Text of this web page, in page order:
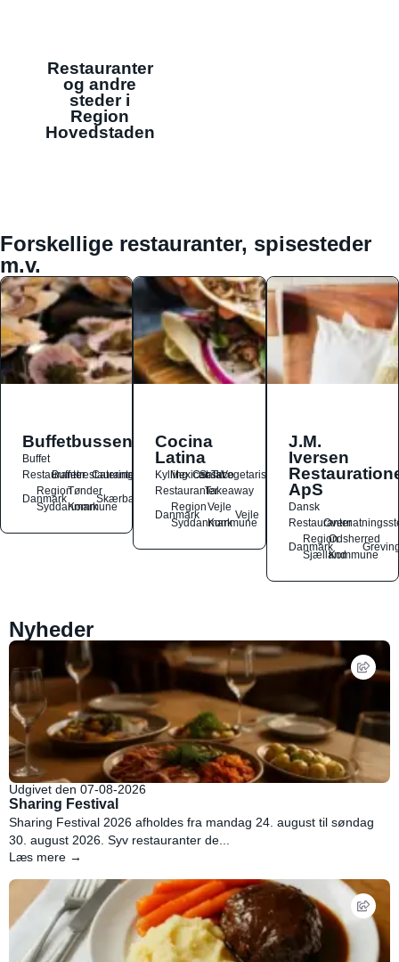
Restauranter
og andre
steder i
Region
Hovedstaden
Forskellige restauranter, spisesteder
m.v.
Buffetbussen
Buffet
Restauranter
Buffetrestauranter
Catering
Danmark
Region
Syddanmark
Tønder
Kommune
Skærbæk
Cocina
Latina
Kylling
Mexicansk
OstSalat
TacoVegetarisk
RestauranterTakeaway
Danmark
Region
Syddanmark
Vejle
Kommune
Vejle
J.M.
Iversen
ApS
Dansk
Restauranter
Danmark
Region
Sjælland
Odsherred
Kommune
Nyheder
Udgivet den 07-08-2026
Sharing Festival
Sharing Festival 2026 afholdes fra mandag 24. august til søndag
30. august 2026. Syv restauranter de...
Læs mere →